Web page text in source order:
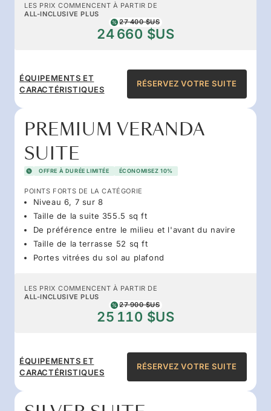
LES PRIX COMMENCENT À PARTIR DE
ALL-INCLUSIVE PLUS
27 400 $US
24 660 $US
ÉQUIPEMENTS ET
CARACTÉRISTIQUES
RÉSERVEZ VOTRE SUITE
PREMIUM VERANDA
SUITE
OFFRE À DURÉE LIMITÉE ÉCONOMISEZ 10%
POINTS FORTS DE LA CATÉGORIE
Niveau 6, 7 sur 8
Taille de la suite 355.5 sq ft
De préférence entre le milieu et l'avant du navire
Taille de la terrasse 52 sq ft
Portes vitrées du sol au plafond
LES PRIX COMMENCENT À PARTIR DE
ALL-INCLUSIVE PLUS
27 900 $US
25 110 $US
ÉQUIPEMENTS ET
CARACTÉRISTIQUES
RÉSERVEZ VOTRE SUITE